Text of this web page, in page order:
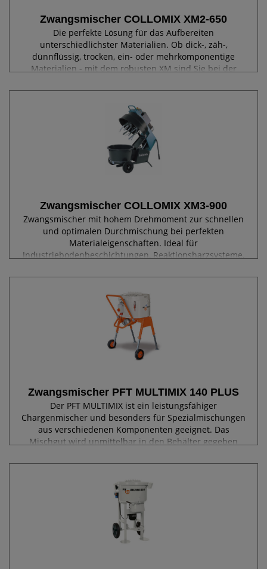
Zwangsmischer COLLOMIX XM2-650
Die perfekte Lösung für das Aufbereiten
unterschiedlichster Materialien. Ob dick-, zäh-,
dünnflüssig, trocken, ein- oder mehrkomponentige
Materialien - mit dem robusten XM sind Sie bei der
Zwangsmischer COLLOMIX XM3-900
Zwangsmischer mit hohem Drehmoment zur schnellen
und optimalen Durchmischung bei perfekten
Materialeigenschaften. Ideal für
Industriebodenbeschichtungen, Reaktionsharzsysteme,
Wasserbau, Fußbodenbau...
Zwangsmischer PFT MULTIMIX 140 PLUS
Der PFT MULTIMIX ist ein leistungsfähiger
Chargenmischer und besonders für Spezialmischungen
aus verschiedenen Komponenten geeignet. Das
Mischgut wird unmittelbar in den Behälter gegeben